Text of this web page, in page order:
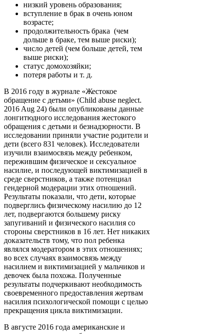
низкий уровень образования;
вступление в брак в очень юном
возрасте;
продолжительность брака (чем
дольше в браке, тем выше риски);
число детей (чем больше детей, тем
выше риски);
статус домохозяйки;
потеря работы и т. д.
В 2016 году в журнале «Жестокое
обращение с детьми» (Сhild abuse neglect.
2016 Aug 24) были опубликованы данные
лонгитюдного исследования жестокого
обращения с детьми и безнадзорности. В
исследовании приняли участие родители и
дети (всего 831 человек). Исследователи
изучили взаимосвязь между ребенком,
пережившим физическое и сексуальное
насилие, и последующей виктимизацией в
среде сверстников, а также потенциал
гендерной модерации этих отношений.
Результаты показали, что дети, которые
подверглись физическому насилию до 12
лет, подвергаются большему риску
запугиваний и физического насилия со
стороны сверстников в 16 лет. Нет никаких
доказательств тому, что пол ребенка
являлся модератором в этих отношениях;
во всех случаях взаимосвязь между
насилием и виктимизацией у мальчиков и
девочек была похожа. Полученные
результаты подчеркивают необходимость
своевременного предоставления жертвам
насилия психологической помощи с целью
прекращения цикла виктимизации.
В августе 2016 года американские и